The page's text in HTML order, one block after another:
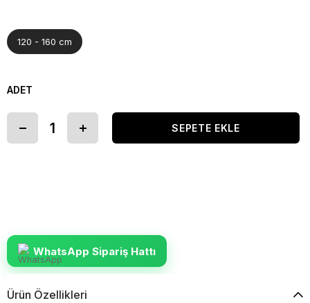
120 - 160 cm
ADET
WhatsApp Sipariş Hattı
Ürün Özellikleri